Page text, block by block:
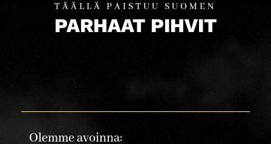
TÄÄLLÄ PAISTUU SUOMEN
PARHAAT PIHVIT
Olemme avoinna: